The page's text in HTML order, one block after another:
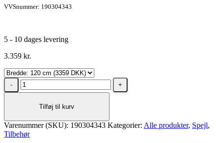
VVSnummer: 190304343
5 - 10 dages levering
3.359 kr.
Dansani
Lysramme
spejlskab,
bredde
Tilføj til kurv
Varenummer (SKU): 190304343 Kategorier: Alle produkter, Spejl,
Tilbehør